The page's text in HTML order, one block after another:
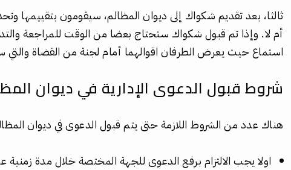
ثالثا، بعد تقديم شكواك إلى ديوان المظالم، سيقومون بتقييمها
أم لا. وإذا تم قبول شكواك ستحتاج بعضا من الوقت للمراجعة
استماع حيث يعرض الطرفان اقوالهما أمام لجنة من القضاة والتي
شروط قبول الدعوى الإدارية في ديوان
هناك عدد من الشروط اللازمة حتى يتم قبول الدعوى في ديوان
اولا يجب الالتزام برفع الدعوى للجهة المختصة خلال مدة